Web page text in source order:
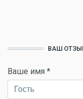
ВАШ
Ваше имя *